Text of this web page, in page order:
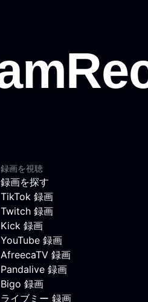
録画を視聴
録画を探す
TikTok 録画
Twitch 録画
Kick 録画
YouTube 録画
AfreecaTV 録画
Pandalive 録画
Bigo 録画
ライブミー 録画